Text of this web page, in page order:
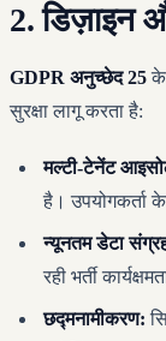
2. डिज़ाइन
GDPR अनुच्छेद 25के
सुरक्षा लागू करता है:
मल्टी-टेनेंट
है।
न्यूनतम डेटा
रही भर्ती
छद्मनामीकरण: